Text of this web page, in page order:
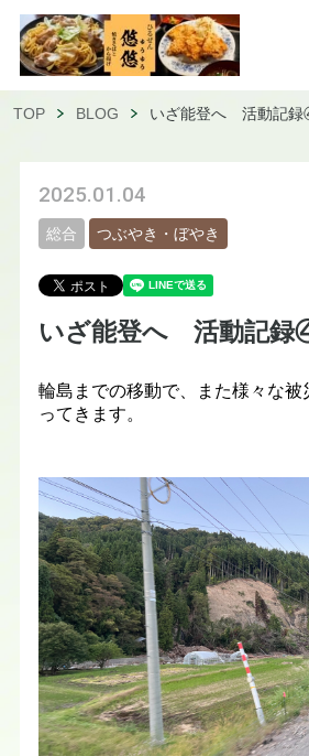
TOP BLOG いざ能登へ 活動記
2025.01.04
総合 つぶやき・ぼやき
いざ能登へ 活動記
輪島までの移動で、また様々な被
ってきます。